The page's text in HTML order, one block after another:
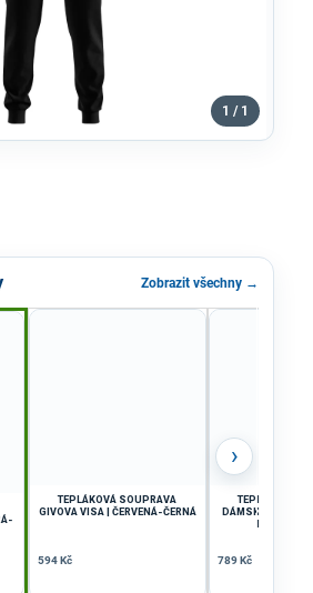
1 / 1
Zobrazit všechny →
TEPLÁKOVÁ SOUPRAVA
GIVOVA VISA | ČERVENÁ-ČERNÁ
594 Kč
TEPLÁKOVÁ
DÁMSKÁ GIVOVA
789 Kč
›